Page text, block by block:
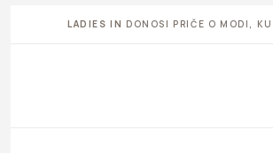
LADIES IN DONOSI PRIČE O MODI,